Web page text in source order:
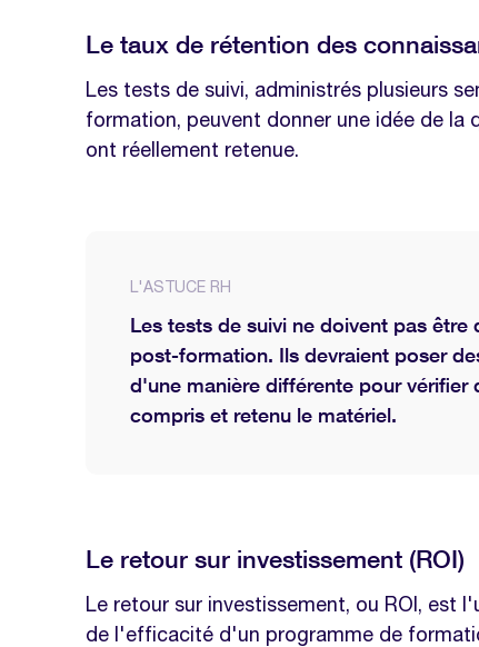
Le taux de rétention des
Les tests de suivi, administrés plusieurs
formation, peuvent donner une idée de la
ont réellement retenue.
L'ASTUCE RH
Les tests de suivi ne doivent pas
post-formation. Ils devraient poser
d'une manière différente pour vérifier
compris et retenu le matériel.
Le retour sur investissement (ROI)
Le retour sur investissement, ou ROI, est
de l'efficacité d'un programme de